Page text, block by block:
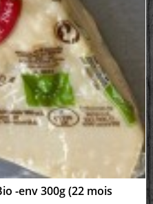
-env 300g (22 mois